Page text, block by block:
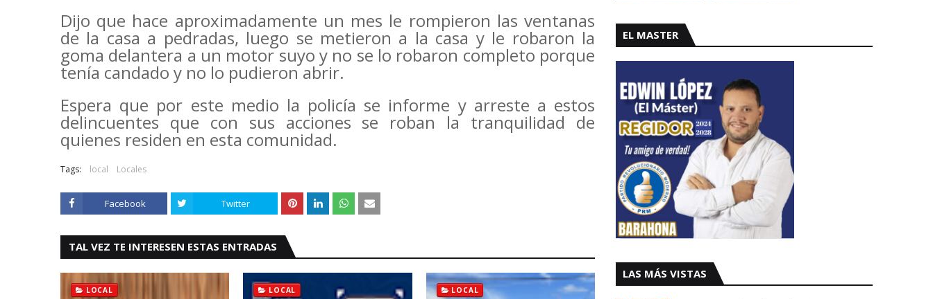
Dijo que hace aproximadamente un mes le rompieron las ventanas
de la casa a pedradas, luego se metieron a la casa y le robaron la
goma delantera a un motor suyo y no se lo robaron completo porque
tenía candado y no lo pudieron abrir.
Espera que por este medio la policía se informe y arreste a estos
delincuentes que con sus acciones se roban la tranquilidad de
quienes residen en esta comunidad.
Tags: local Locales
Facebook Twitter
TAL VEZ TE INTERESEN ESTAS ENTRADAS
LOCAL LOCAL LOCAL
EL MASTER
LAS MÁS VISTAS